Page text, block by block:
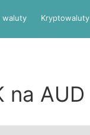
waluty Kryptowaluty
na AUD